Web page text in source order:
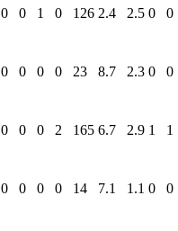
0 0 1 0 126 2.4 2.5 0
0
0 0 0 0 23 8.7 2.3 0
0
0 0 0 2 165 6.7 2.9 1
1
0 0 0 0 14 7.1 1.1 0
0